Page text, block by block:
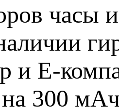
часы
и E-
на 300